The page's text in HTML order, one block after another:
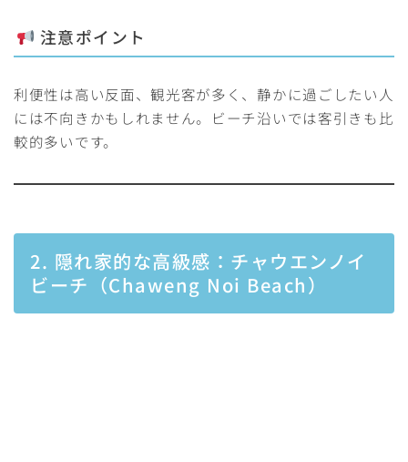
注意ポイント
利便性は高い反面、観光客が多く、静かに過ごしたい人
には不向きかもしれません。ビーチ沿いでは客引きも比
較的多いです。
2. 隠れ家的な高級感：チャウエンノイ
ビーチ（Chaweng Noi Beach）